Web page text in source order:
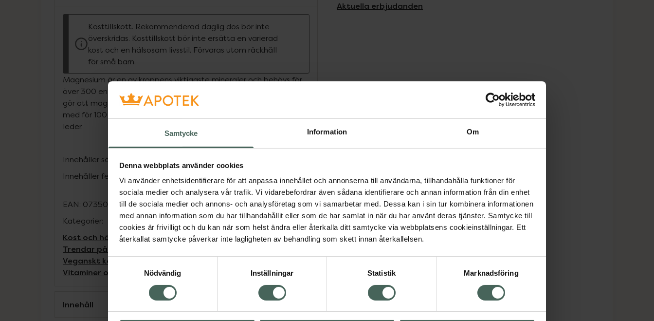
Samtycke Information Om
Denna webbplats använder cookies
Vi använder enhetsidentifierare för att anpassa innehållet och annonserna till användarna, tillhandahålla funktioner för
sociala medier och analysera vår trafik. Vi vidarebefordrar även sådana identifierare och annan information från din enhet
till de sociala medier och annons- och analysföretag som vi samarbetar med. Dessa kan i sin tur kombinera informationen
med annan information som du har tillhandahållit eller som de har samlat in när du har använt deras tjänster. Samtycke till
cookies är frivilligt och du kan när som helst ändra eller återkalla ditt samtycke via webbplatsens cookieinställningar. Ett
återkallat samtycke påverkar inte lagligheten av behandling som skett innan återkallelsen.
Samtyckesval
Nödvändig
Inställningar Statistik Marknadsföring
Aktuella erbjudanden
Kosttillskott. Rekommenderad daglig dos bör inte
överskridas. Kosttillskott bör inte ersätta en varierad
kost och en hälsosam livsstil. Förvaras utom räckhåll
för små barn.
Magnesium är en av kroppens viktigaste mineraler och behövs för
över 300 enzymatiska processer. Miljögifter och konstgjord odling
gör att magnesiuminnehållet i växter har minskat drastiskt jämfört
med för 100 år sedan. Denna i flytande sprayfrom för muskler och
leder.
Innehåller sötningsmedel.
Innehåller fenylalanin.
EAN: 07350053314702
Kategorier:
Kost och hälsaKosttillskottKosttillskott MagnesiumMagnesium
Trendar på TikTok
Veganskt kosttillskott
Vitaminer och mineraler
Innehåll